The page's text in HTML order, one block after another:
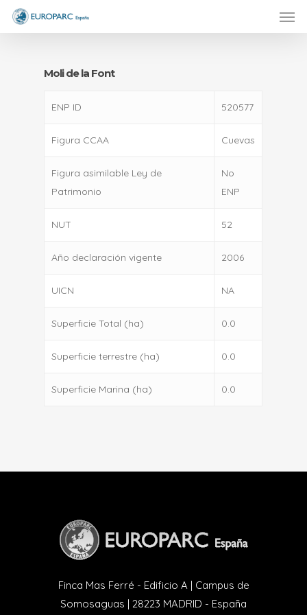
Skip
Moli de la Font
ENP ID 520577
Figura CCAA Cuevas
Figura asimilable Ley de
Patrimonio
No
ENP
NUT 52
Año declaración vigente 2006
UICN NA
Superficie Total (ha) 0.0
Superficie terrestre (ha) 0.0
Superficie Marina (ha) 0.0
Finca Mas Ferré - Edificio A | Campus de
Somosaguas | 28223 MADRID - España